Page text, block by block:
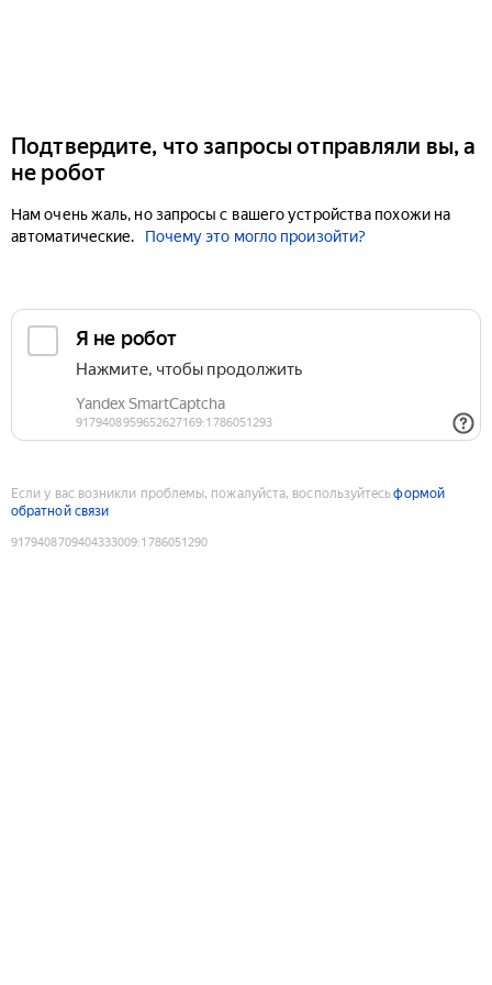
Подтвердите, что запросы отправляли вы, а
не робот
Нам очень жаль, но запросы с вашего устройства похожи на
автоматические.
Почему это могло произойти?
Если у вас возникли проблемы, пожалуйста, воспользуйтесьформой
обратной связи
9179408709404333009:1786051290